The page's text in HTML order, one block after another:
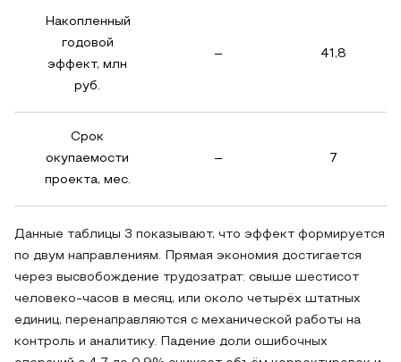
Накопленный
годовой
эффект, млн
руб.
– 41,8
Срок
окупаемости
проекта, мес.
– 7
Данные таблицы 3 показывают, что эффект формируется
по двум направлениям. Прямая экономия достигается
через высвобождение трудозатрат: свыше шестисот
человеко-часов в месяц, или около четырёх штатных
единиц, перенаправляются с механической работы на
контроль и аналитику. Падение доли ошибочных